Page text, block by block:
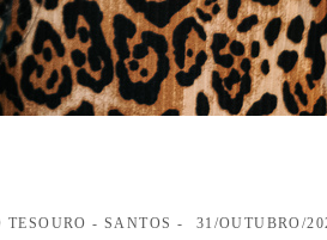
TESOURO - SANTOS 31/OUTUBRO/